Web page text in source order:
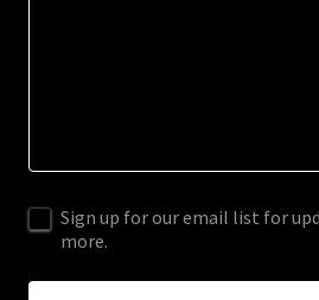
Sign up for our email list for
more.